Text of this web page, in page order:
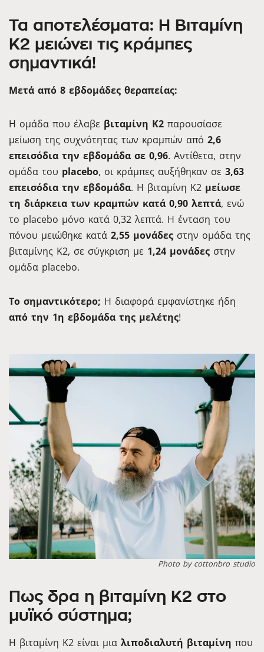
Τα αποτελέσματα: Η Βιταμίνη
K2 μειώνει τις κράμπες
σημαντικά!
Μετά από 8 εβδομάδες θεραπείας:
Η ομάδα που έλαβε βιταμίνη K2 παρουσίασε
μείωση της συχνότητας των κραμπών από 2,6
επεισόδια την εβδομάδα σε 0,96. Αντίθετα, στην
ομάδα του placebo, οι κράμπες αυξήθηκαν σε 3,63
επεισόδια την εβδομάδα. Η βιταμίνη K2 μείωσε
τη διάρκεια των κραμπών κατά 0,90 λεπτά, ενώ
το placebo μόνο κατά 0,32 λεπτά. Η ένταση του
πόνου μειώθηκε κατά 2,55 μονάδες στην ομάδα της
βιταμίνης K2, σε σύγκριση με 1,24 μονάδες στην
ομάδα placebo.
Το σημαντικότερο; Η διαφορά εμφανίστηκε ήδη
από την 1η εβδομάδα της μελέτης!
Photo by cottonbro studio
Πως δρα η βιταμίνη K2 στο
μυϊκό σύστημα;
Η βιταμίνη K2 είναι μια λιποδιαλυτή βιταμίνη που